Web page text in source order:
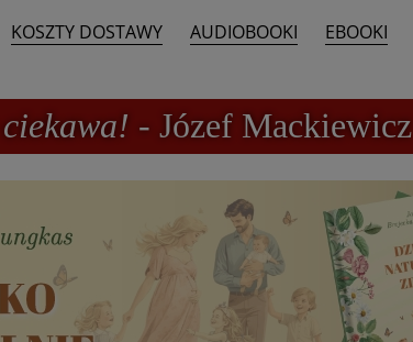
KOSZTY DOSTAWY AUDIOBOOKI EBOOKI
- Józef Mackiewicz